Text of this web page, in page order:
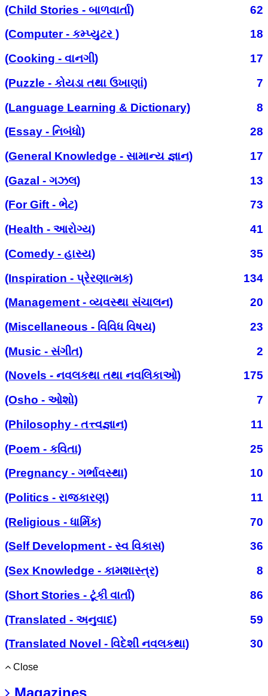
(Child Stories - બાળવાર્તા)
62
(Computer - કમ્પ્યુટર )
18
(Cooking - વાનગી)
17
(Puzzle - કોયડા તથા ઉખાણાં)
7
(Language Learning & Dictionary)
8
(Essay - નિબંધો)
28
(General Knowledge - સામાન્ય જ્ઞાન)
17
(Gazal - ગઝલ)
13
(For Gift - ભેટ)
73
(Health - આરોગ્ય)
41
(Comedy - હાસ્ય)
35
(Inspiration - પ્રેરણાત્મક)
134
(Management - વ્યવસ્થા સંચાલન)
20
(Miscellaneous - વિવિધ વિષય)
23
(Music - સંગીત)
2
(Novels - નવલકથા તથા નવલિકાઓ)
175
(Osho - ઓશો)
7
(Philosophy - તત્ત્વજ્ઞાન)
11
(Poem - કવિતા)
25
(Pregnancy - ગર્ભાવસ્થા)
10
(Politics - રાજકારણ)
11
(Religious - ધાર્મિક)
70
(Self Development - સ્વ વિકાસ)
36
(Sex Knowledge - કામશાસ્ત્ર)
8
(Short Stories - ટૂંકી વાર્તા)
86
(Translated - અનુવાદ)
59
(Translated Novel - વિદેશી નવલકથા)
30
Close
Magazines